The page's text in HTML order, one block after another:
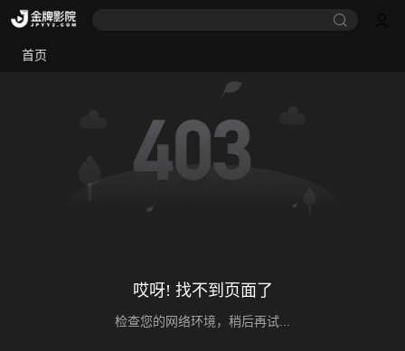
首页
哎呀! 找不到页面了
检查您的网络环境，稍后再试...